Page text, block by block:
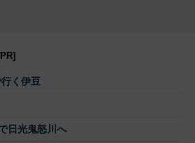
く伊豆
日光鬼怒川へ